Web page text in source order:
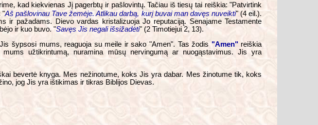
kad kiekvienas Jį pagerbtų ir pašlovintų. Tačiau iš tiesų tai reiškia: "Patvirtink
"Aš pašlovinau Tave žemėje. Atlikau darbą, kurį buvai man davęs nuveikti" (4 eil.).
pažadams. Dievo vardas kristalizuoja Jo reputaciją. Senajame Testamente
ir kuo buvo. "Savęs Jis negali išsižadėti" (2 Timotiejui 2, 13).
šypsosi mums, reaguoja su meile ir sako "Amen". Tas žodis "Amen"reiškia
užtikrintumą, nuramina mūsų nervingumą ar nuogąstavimus. Jis yra
bevertė knyga. Mes nežinotume, koks Jis yra dabar. Mes žinotume tik, koks
jog Jis yra ištikimas ir tikras Biblijos Dievas.